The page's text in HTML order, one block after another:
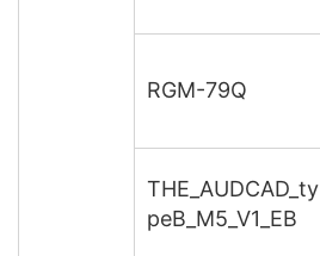
RGM-79Q
THE_AUDCAD_ty
peB_M5_V1_EB